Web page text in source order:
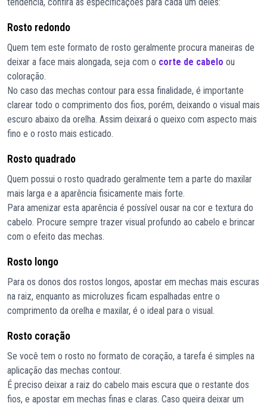
Rosto redondo
Quem tem este formato de rosto geralmente procura maneiras de
deixar a face mais alongada, seja com o corte de cabelo ou
coloração.
No caso das mechas contour para essa finalidade, é importante
clarear todo o comprimento dos fios, porém, deixando o visual mais
escuro abaixo da orelha. Assim deixará o queixo com aspecto mais
fino e o rosto mais esticado.
Rosto quadrado
Quem possui o rosto quadrado geralmente tem a parte do maxilar
mais larga e a aparência fisicamente mais forte.
Para amenizar esta aparência é possível ousar na cor e textura do
cabelo. Procure sempre trazer visual profundo ao cabelo e brincar
com o efeito das mechas.
Rosto longo
Para os donos dos rostos longos, apostar em mechas mais escuras
na raiz, enquanto as microluzes ficam espalhadas entre o
comprimento da orelha e maxilar, é o ideal para o visual.
Rosto coração
Se você tem o rosto no formato de coração, a tarefa é simples na
aplicação das mechas contour.
É preciso deixar a raiz do cabelo mais escura que o restante dos
fios, e apostar em mechas finas e claras. Caso queira deixar um